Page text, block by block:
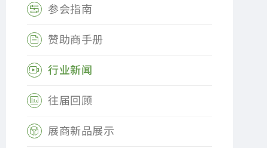
 参会指南
 赞助商手册
 行业新闻
 往届回顾
 展商新品展示